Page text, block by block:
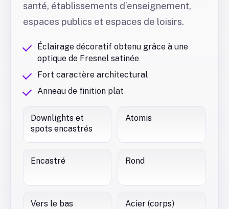
santé, établissements d’enseignement,
espaces publics et espaces de loisirs.
Éclairage décoratif obtenu grâce à une
optique de Fresnel satinée
Fort caractère architectural
Anneau de finition plat
Downlights et
spots encastrés
Atomis
Encastré Rond
Vers le bas Acier (corps)